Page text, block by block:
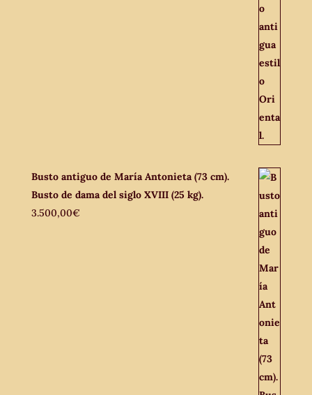
Busto antiguo de María Antonieta (73 cm).
Busto de dama del siglo XVIII (25 kg).
3.500,00€